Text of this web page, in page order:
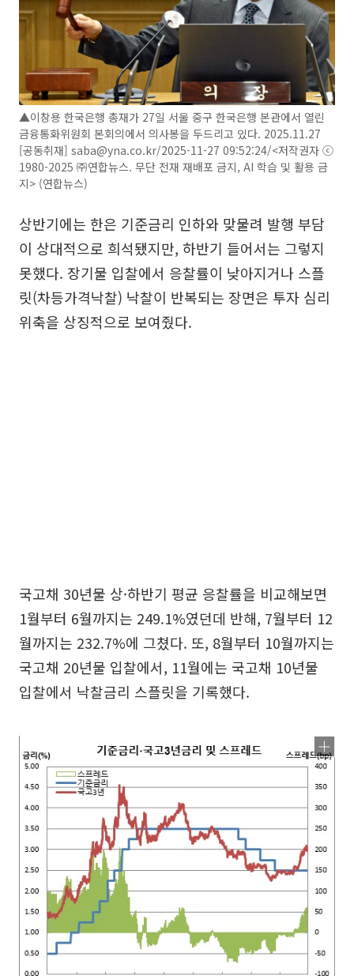
▲이창용 한국은행 총재가 27일 서울 중구 한국은행 본관에서 열린
금융통화위원회 본회의에서 의사봉을 두드리고 있다. 2025.11.27
[공동취재] saba@yna.co.kr/2025-11-27 09:52:24/<저작권자 ⓒ
1980-2025 ㈜연합뉴스. 무단 전재 재배포 금지, AI 학습 및 활용 금
지> (연합뉴스)
상반기에는 한은 기준금리 인하와 맞물려 발행 부담
이 상대적으로 희석됐지만, 하반기 들어서는 그렇지
못했다. 장기물 입찰에서 응찰률이 낮아지거나 스플
릿(차등가격낙찰) 낙찰이 반복되는 장면은 투자 심리
위축을 상징적으로 보여줬다.
국고채 30년물 상·하반기 평균 응찰률을 비교해보면
1월부터 6월까지는 249.1%였던데 반해, 7월부터 12
월까지는 232.7%에 그쳤다. 또, 8월부터 10월까지는
국고채 20년물 입찰에서, 11월에는 국고채 10년물
입찰에서 낙찰금리 스플릿을 기록했다.